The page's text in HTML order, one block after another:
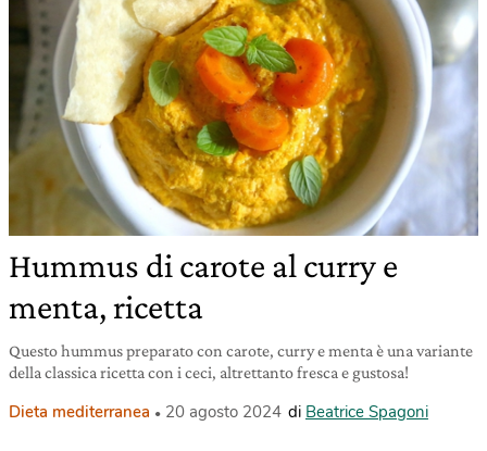
Hummus di carote al curry e
menta, ricetta
Questo hummus preparato con carote, curry e menta è una variante
della classica ricetta con i ceci, altrettanto fresca e gustosa!
Dieta mediterranea 20 agosto 2024 di Beatrice Spagoni